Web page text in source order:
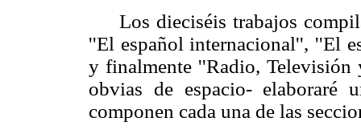
Los dieciséis trabajos
''El español internacional'', ''El
y finalmente ''Radio, Televisión
obvias de espacio- elaboraré
componen cada una de las